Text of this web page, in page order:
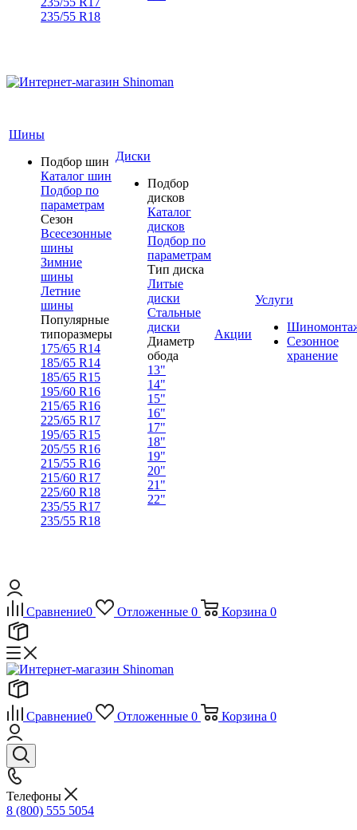
235/55 R18
Шины
Подбор шин
Каталог шин
Подбор по
параметрам
Сезон
Всесезонные
шины
Зимние
шины
Летние
шины
Популярные
типоразмеры
175/65 R14
185/65 R14
185/65 R15
195/60 R16
215/65 R16
225/65 R17
195/65 R15
205/55 R16
215/55 R16
215/60 R17
225/60 R18
235/55 R17
235/55 R18
Диски
Подбор
дисков
Каталог
дисков
Подбор по
параметрам
Тип диска
Литые
диски
Стальные
диски
Диаметр
обода
13"
14"
15"
16"
17"
18"
19"
20"
21"
22"
Акции
Услуги
Сезонное
хранение
Сравнение0 Отложенные 0 Корзина 0
Сравнение0 Отложенные 0 Корзина 0
Телефоны
8 (800) 555 5054